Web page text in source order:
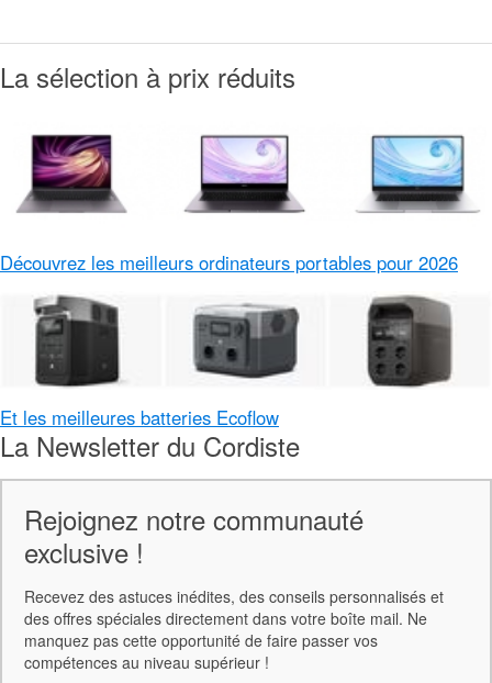
La sélection à prix réduits
Découvrez les meilleurs ordinateurs portables pour 2026
Et les meilleures batteries Ecoflow
La Newsletter du Cordiste
Rejoignez notre communauté
exclusive !
Recevez des astuces inédites, des conseils personnalisés et
des offres spéciales directement dans votre boîte mail. Ne
manquez pas cette opportunité de faire passer vos
compétences au niveau supérieur !